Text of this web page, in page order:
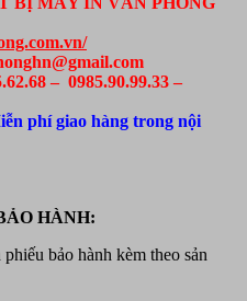
– 0985.90.99.33 –
phí giao hàng trong nội
HÀNH:
bảo hành kèm theo sản